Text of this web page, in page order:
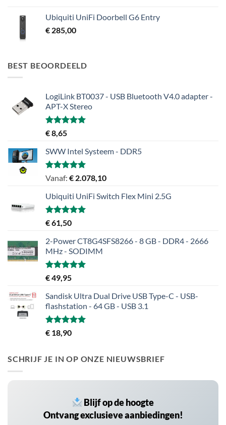
Ubiquiti UniFi Doorbell G6 Entry
€ 285,00
BEST BEOORDEELD
LogiLink BT0037 - USB Bluetooth V4.0 adapter -
APT-X Stereo
Gewaardeerd
5.00
€8,65
SWW Intel Systeem - DDR5
Gewaardeerd
Vanaf: € 2.078,10
Ubiquiti UniFi Switch Flex Mini 2.5G
Gewaardeerd
uit 5
€61,50
2-Power CT8G4SFS8266 - 8 GB - DDR4 - 2666
MHz - SODIMM
Gewaardeerd
uit 5
€49,95
Sandisk Ultra Dual Drive USB Type-C - USB-
flashstation - 64 GB - USB 3.1
Gewaardeerd
uit 5
€ 18,90
SCHRIJF JE IN OP ONZE NIEUWSBRIEF
Blijf op de hoogte
Ontvang exclusieve aanbiedingen!